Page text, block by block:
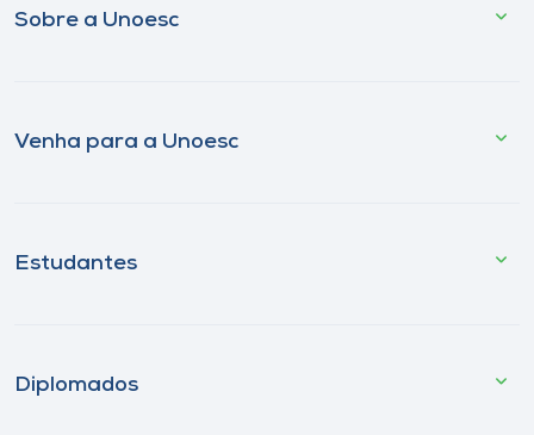
Sobre a Unoesc
Venha para a Unoesc
Estudantes
Diplomados